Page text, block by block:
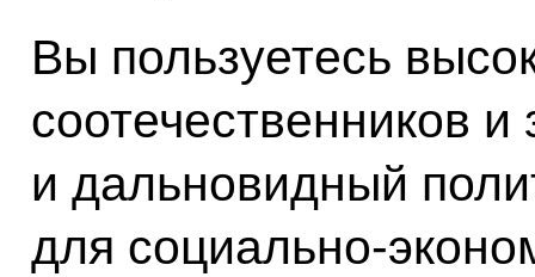
Вы пользуетесь
соотечественников
и дальновидный
для социально-